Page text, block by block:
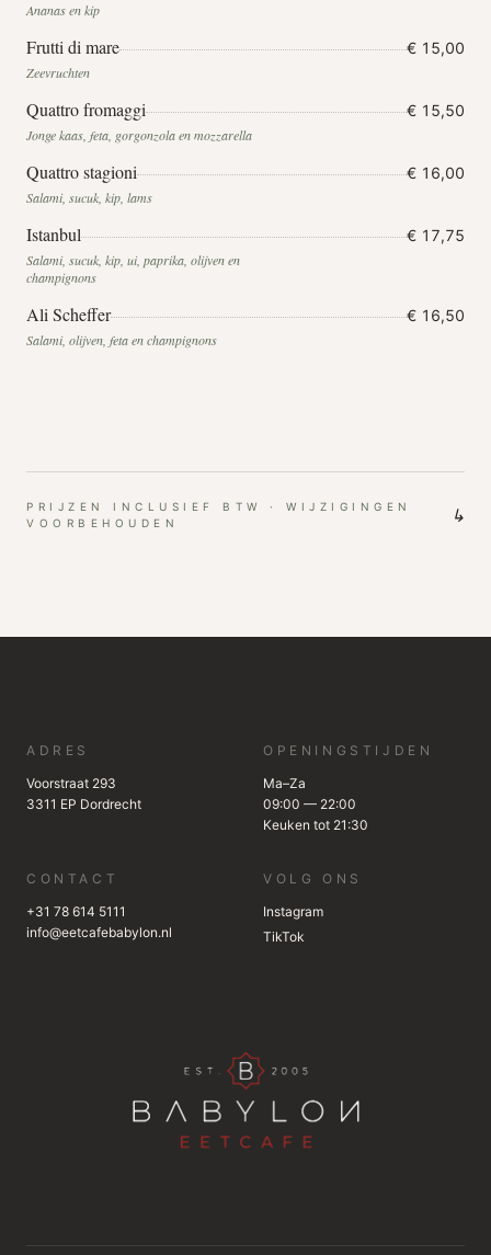
Ananas en kip
Frutti di mare € 15,00
Zeevruchten
Quattro fromaggi € 15,50
Jonge kaas, feta, gorgonzola en mozzarella
Quattro stagioni € 16,00
Salami, sucuk, kip, lams
Istanbul € 17,75
Salami, sucuk, kip, ui, paprika, olijven en
champignons
Ali Scheffer € 16,50
Salami, olijven, feta en champignons
PRIJZEN INCLUSIEF BTW · WIJZIGINGEN
VOORBEHOUDEN
↳
ADRES
Voorstraat 293
3311 EP Dordrecht
OPENINGSTIJDEN
Ma–Za
09:00 — 22:00
Keuken tot 21:30
CONTACT
+31 78 614 5111
info@eetcafebabylon.nl
VOLG ONS
Instagram
TikTok